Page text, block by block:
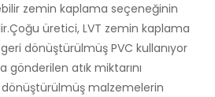
zemin kaplama seçeneğinin
üretici, LVT zemin kaplama
dönüştürülmüş PVC kullanıyor
gönderilen atık miktarını
malzemelerin